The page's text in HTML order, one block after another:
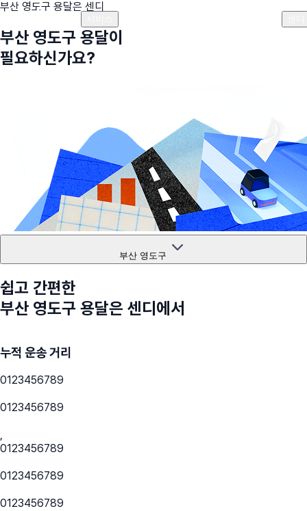
부산 영도구 용달은 센디
부산 영도구 용달이
필요하신가요?
부산 영도구
쉽고 간편한
부산 영도구 용달은 센디에서
누적 운송 거리
0123456789
0123456789
,
0123456789
0123456789
0123456789